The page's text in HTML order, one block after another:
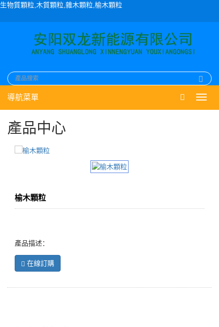
生物質顆粒,木質顆粒,雜木顆粒,榆木顆粒
導航菜單
產品中心
榆木顆粒
產品描述：
在線訂購